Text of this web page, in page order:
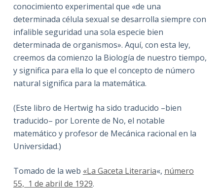
conocimiento experimental que «de una
determinada célula sexual se desarrolla siempre con
infalible seguridad una sola especie bien
determinada de organismos». Aquí, con esta ley,
creemos da comienzo la Biología de nuestro tiempo,
y significa para ella lo que el concepto de número
natural significa para la matemática.
(Este libro de Hertwig ha sido traducido –bien
traducido– por Lorente de No, el notable
matemático y profesor de Mecánica racional en la
Universidad.)
Tomado de la web «La Gaceta Literaria«, número
55, 1 de abril de 1929.